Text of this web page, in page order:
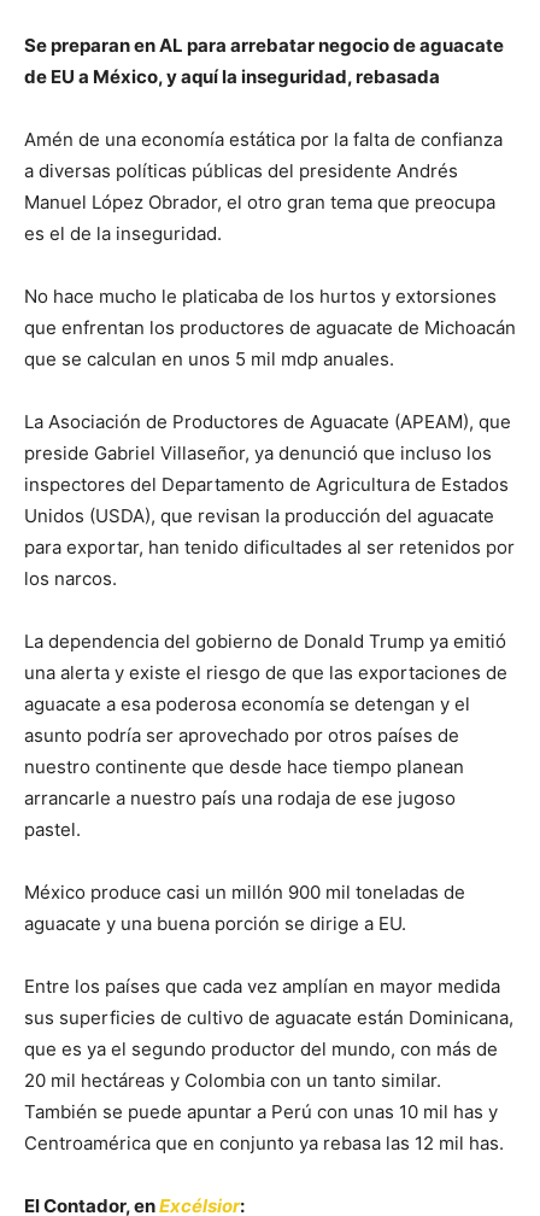
Se preparan en AL para arrebatar negocio de aguacate
de EU a México, y aquí la inseguridad, rebasada
Amén de una economía estática por la falta de confianza
a diversas políticas públicas del presidente Andrés
Manuel López Obrador, el otro gran tema que preocupa
es el de la inseguridad.
No hace mucho le platicaba de los hurtos y extorsiones
que enfrentan los productores de aguacate de Michoacán
que se calculan en unos 5 mil mdp anuales.
La Asociación de Productores de Aguacate (APEAM), que
preside Gabriel Villaseñor, ya denunció que incluso los
inspectores del Departamento de Agricultura de Estados
Unidos (USDA), que revisan la producción del aguacate
para exportar, han tenido dificultades al ser retenidos por
los narcos.
La dependencia del gobierno de Donald Trump ya emitió
una alerta y existe el riesgo de que las exportaciones de
aguacate a esa poderosa economía se detengan y el
asunto podría ser aprovechado por otros países de
nuestro continente que desde hace tiempo planean
arrancarle a nuestro país una rodaja de ese jugoso
pastel.
México produce casi un millón 900 mil toneladas de
aguacate y una buena porción se dirige a EU.
Entre los países que cada vez amplían en mayor medida
sus superficies de cultivo de aguacate están Dominicana,
que es ya el segundo productor del mundo, con más de
20 mil hectáreas y Colombia con un tanto similar.
También se puede apuntar a Perú con unas 10 mil has y
Centroamérica que en conjunto ya rebasa las 12 mil has.
El Contador, enExcélsior: